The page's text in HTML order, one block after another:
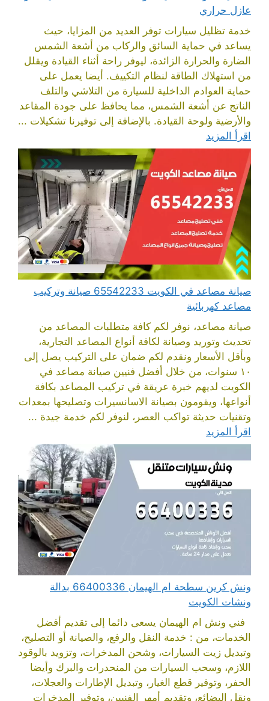
عازل حراري
خدمة تظليل سيارات توفر العديد من المزايا، حيث
يساعد في حماية السائق والركاب من أشعة الشمس
الضارة والحرارة الزائدة، ليوفر راحة أثناء القيادة ويقلل
من استهلاك الطاقة لنظام التكييف. أيضا يعمل على
حماية العوادم الداخلية للسيارة من التلاشي والتلف
الناتج عن أشعة الشمس، مما يحافظ على جودة المقاعد
والأرضية ولوحة القيادة. بالإضافة إلى توفيرنا تشكيلات ...
اقرأ المزيد
صيانة مصاعد في الكويت 65542233 صيانة وتركيب
مصاعد كهربائية
صيانة مصاعد، نوفر لكم كافة متطلبات المصاعد من
تحديث وتوريد وصيانة لكافة أنواع المصاعد التجارية،
وبأقل الأسعار ونقدم لكم ضمان على التركيب يصل إلى
١٠ سنوات، من خلال أفضل فنيين صيانة مصاعد في
الكويت لديهم خبرة عريقة في تركيب المصاعد بكافة
أنواعها، ويقومون بصيانة الاسانسيرات وتصليحها بمعدات
وتقنيات حديثة تواكب العصر، لنوفر لكم خدمة جيدة ...
اقرأ المزيد
ونش كرين سطحة ام الهيمان 66400336 بدالة
ونشات الكويت
فني ونش ام الهيمان يسعى دائما إلى تقديم أفضل
الخدمات، من : خدمة النقل والرفع، والصيانة أو التصليح،
وتبديل زيت السيارات، وشحن المدخرات، وتزويد بالوقود
اللازم، وسحب السيارات من المنحدرات والبرك وأيضا
الحفر، وتوفير قطع الغيار، وتبديل الإطارات والعجلات،
ونقل البضائع، وتقديم أمهر الفنيين، وتوفير المدخرات